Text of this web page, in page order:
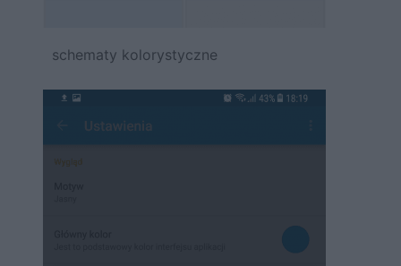
schematy kolorystyczne